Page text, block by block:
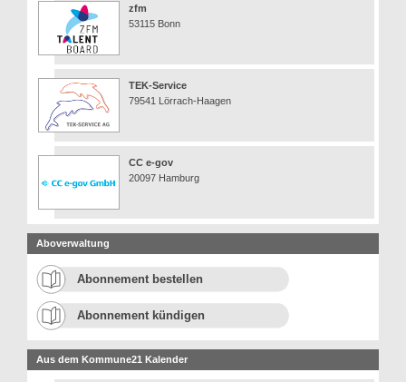
zfm
53115 Bonn
TEK-Service
79541 Lörrach-Haagen
CC e-gov
20097 Hamburg
Aboverwaltung
Abonnement bestellen
Abonnement kündigen
Aus dem Kommune21 Kalender